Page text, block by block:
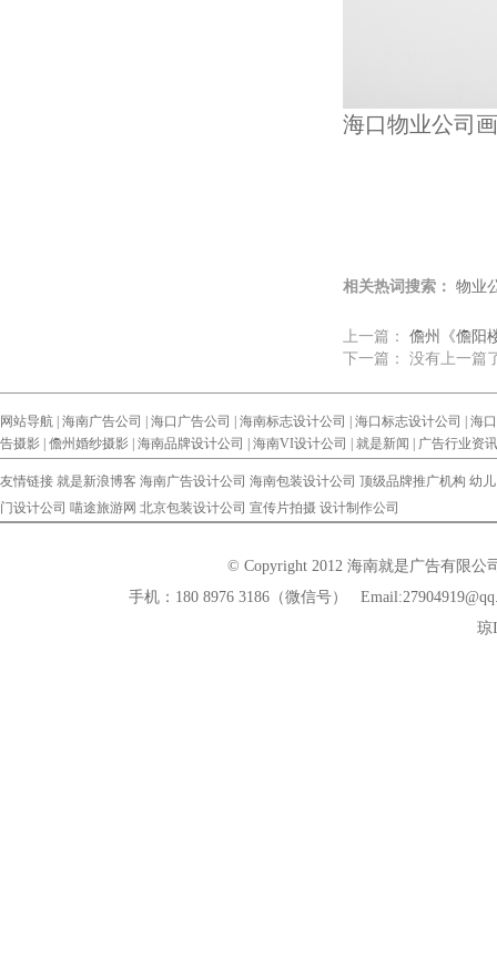
海口物业公司
相关热词搜索： 物业
上一篇： 儋州《儋阳
下一篇： 没有上一篇
网站导航 | 海南广告公司 海口广告公司 海南标志设计公司 海口标志设计公司
海
告摄影 儋州婚纱摄影 海南品牌设计公司 海南VI设计公司 就是新闻 广告行业资讯
友情链接 就是新浪博客 海南广告设计公司 海南包装设计公司 顶级品牌推广机构 幼
门设计公司 喵途旅游网 北京包装设计公司 宣传片拍摄 设计制作公司
© Copyright 2012 海南就是广告有限公
手机：180 8976 3186（微信号）
琼